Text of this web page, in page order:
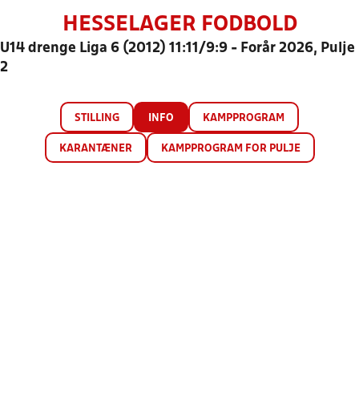
HESSELAGER FODBOLD
U14 drenge Liga 6 (2012) 11:11/9:9 - Forår 2026, Pulje
2
STILLING INFO KAMPPROGRAM
KARANTÆNER KAMPPROGRAM FOR PULJE